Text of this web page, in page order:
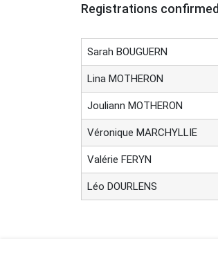
Registrations confirmed
Sarah BOUGUERN
Lina MOTHERON
Jouliann MOTHERON
Véronique MARCHYLLIE
Valérie FERYN
Léo DOURLENS